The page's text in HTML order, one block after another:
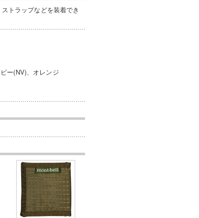
トラップなどを装着でき
ー(NV)、オレンジ